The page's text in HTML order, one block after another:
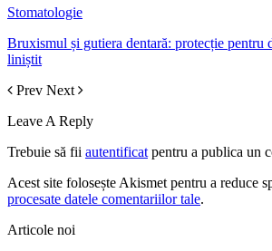
Stomatologie
Bruxismul și gutiera dentară: protecție pentru
liniștit
Prev Next
Leave A Reply
Trebuie să fii autentificat pentru a publica un
Acest site folosește Akismet pentru a reduce
procesate datele comentariilor tale.
Articole noi